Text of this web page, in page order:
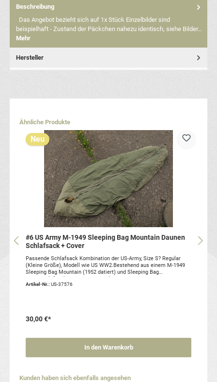
Beschreibung
Das Angebot bezieht sich auf 1x Stück Einzelbilder sind
beispielhaft - Zustand der Päckchen nahezu identisch, siehe Bilder…
Mehr
Hersteller
Produktgalerie überspringen
Ähnliche Produkte
Neu
#6 US Army M-1949 Sleeping Bag Mountain Daunen
Schlafsack + Cover
Passende Schlafsack Kombination der US-Army, Size S? Regular
(Kleine Größe), Modell wie US WW2.Bestehend aus einem M-1949
Sleeping Bag Mountain (1952 datiert) und Sleeping Bag
kleine Risse/ Löcher, so dass einige kleinere Daunen frei
Artikel-Nr.: US-37576
30,00 €*
In den Warenkorb
Produktgalerie überspringen
Kunden haben sich ebenfalls angesehen